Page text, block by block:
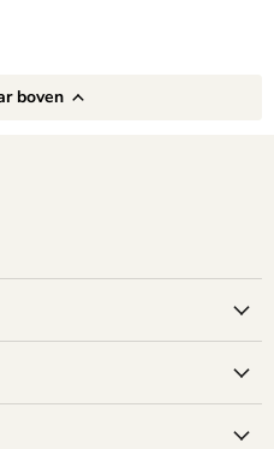
boven